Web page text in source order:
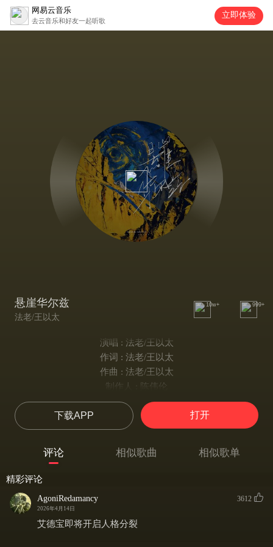
网易云音乐
去云音乐和好友一起听歌
立即体验
悬崖华尔兹
法老/王以太
10w+ 999+
演唱 : 法老/王以太
作词 : 法老/王以太
作曲 : 法老/王以太
制作人 : 陈伟伦
执行制作人 : 姚宇James
编曲 : 赵俊吉/Peach K
混音&母带 : 王晨雨
Moonlight ride for me
Say baby that's my game
直视太阳光线
下载APP 打开
评论 相似歌曲 相似歌单
精彩评论
AgoniRedamancy
2026年4月14日
3612
艾德宝即将开启人格分裂